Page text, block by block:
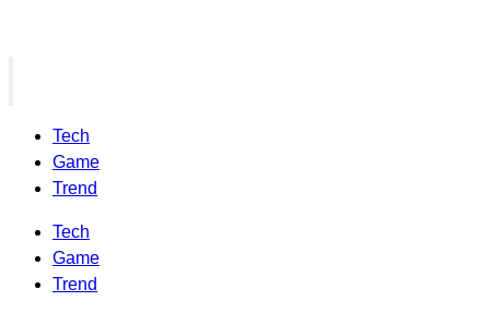
Tech
Game
Trend
Tech
Game
Trend